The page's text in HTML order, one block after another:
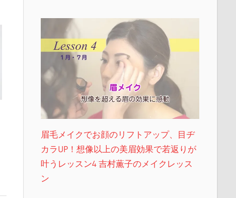
眉毛メイクでお顔のリフトアップ、目ヂ
カラUP！想像以上の美眉効果で若返りが
叶うレッスン4 吉村薫子のメイクレッス
ン